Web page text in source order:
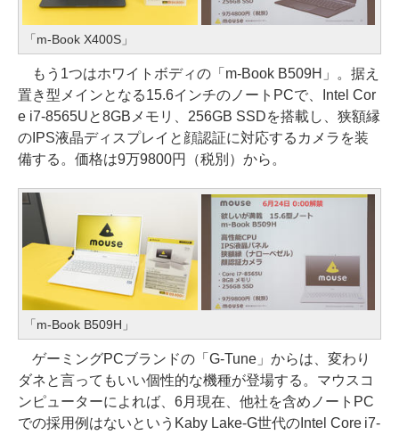
「m-Book X400S」
もう1つはホワイトボディの「m-Book B509H」。据え
置き型メインとなる15.6インチのノートPCで、Intel Cor
e i7-8565Uと8GBメモリ、256GB SSDを搭載し、狭額縁
のIPS液晶ディスプレイと顔認証に対応するカメラを装
備する。価格は9万9800円（税別）から。
「m-Book B509H」
ゲーミングPCブランドの「G-Tune」からは、変わり
ダネと言ってもいい個性的な機種が登場する。マウスコ
ンピューターによれば、6月現在、他社を含めノートPC
での採用例はないというKaby Lake-G世代のIntel Core i7-